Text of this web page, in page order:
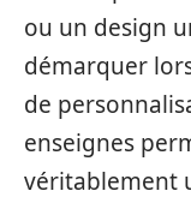
ou un design
démarquer
de
enseignes
véritablement